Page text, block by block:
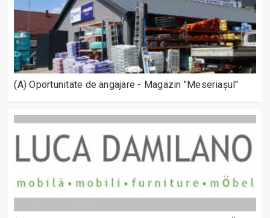
(A) Oportunitate de angajare - Magazin "Meseriașul"